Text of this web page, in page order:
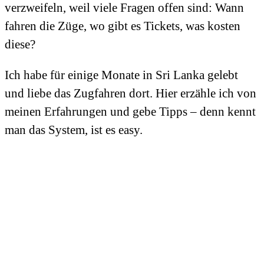
verzweifeln, weil viele Fragen offen sind: Wann
fahren die Züge, wo gibt es Tickets, was kosten
diese?
Ich habe für einige Monate in Sri Lanka gelebt
und liebe das Zugfahren dort. Hier erzähle ich von
meinen Erfahrungen und gebe Tipps – denn kennt
man das System, ist es easy.